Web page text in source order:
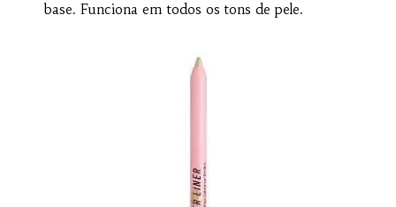
base. Funciona em todos os tons de pele.